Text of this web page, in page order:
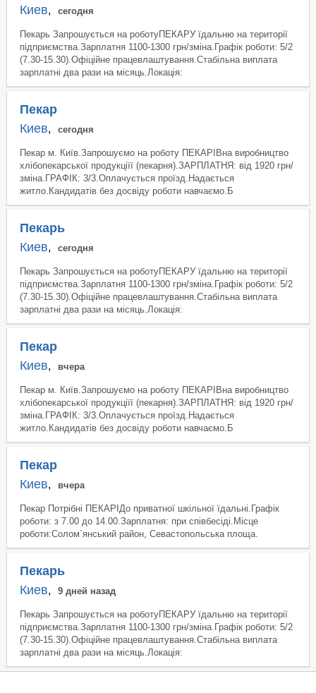
Киев, сегодня
Пекарь Запрошується на роботуПЕКАРУ їдальню на території
підприємства.Зарплатня 1100-1300 грн/зміна.Графік роботи: 5/2
(7.30-15.30).Офіційне працевлаштування.Стабільна виплата
зарплатні два рази на місяць.Локація:
Пекар
Киев, сегодня
Пекар м. Київ.Запрошуємо на роботу ПЕКАРІВна виробництво
хлібопекарської продукціїї (пекарня).ЗАРПЛАТНЯ: від 1920 грн/
зміна.ГРАФІК: 3/3.Оплачується проїзд.Надається
житло.Кандидатів без досвіду роботи навчаємо.Б
Пекарь
Киев, сегодня
Пекарь Запрошується на роботуПЕКАРУ їдальню на території
підприємства.Зарплатня 1100-1300 грн/зміна.Графік роботи: 5/2
(7.30-15.30).Офіційне працевлаштування.Стабільна виплата
зарплатні два рази на місяць.Локація:
Пекар
Киев, вчера
Пекар м. Київ.Запрошуємо на роботу ПЕКАРІВна виробництво
хлібопекарської продукціїї (пекарня).ЗАРПЛАТНЯ: від 1920 грн/
зміна.ГРАФІК: 3/3.Оплачується проїзд.Надається
житло.Кандидатів без досвіду роботи навчаємо.Б
Пекар
Киев, вчера
Пекар Потрібні ПЕКАРІДо приватної шкільної їдальні.Графік
роботи: з 7.00 до 14.00.Зарплатня: при співбесіді.Місце
роботи:Солом`янський район, Севастопольська площа.
Пекарь
Киев, 9 дней назад
Пекарь Запрошується на роботуПЕКАРУ їдальню на території
підприємства.Зарплатня 1100-1300 грн/зміна.Графік роботи: 5/2
(7.30-15.30).Офіційне працевлаштування.Стабільна виплата
зарплатні два рази на місяць.Локація: